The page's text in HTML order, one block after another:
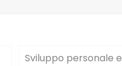
Sviluppo personale e